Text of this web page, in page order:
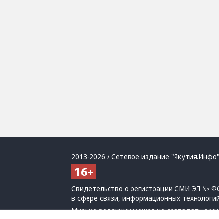
2013-2026 / Сетевое издание
Свидетельство о регистрации СМИ ЭЛ №
в сфере связи, информационных
Мнение редакции может не совпадать с